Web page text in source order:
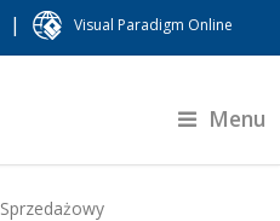
| Visual Paradigm Online
Menu